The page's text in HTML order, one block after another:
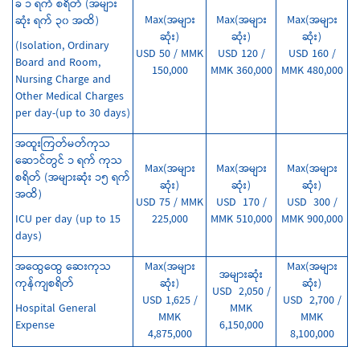
ခ ၁ ရက် စရိတ် (အများ
ဆုံး ရက် ၃၀ အထိ)
(Isolation, Ordinary
Board and Room,
Nursing Charge and
Other Medical Charges
per day-(up to 30 days)
Max(အများ
ဆုံး)
USD 50 / MMK
150,000
Max(အများ
ဆုံး)
USD 120 /
MMK 360,000
Max(အများ
ဆုံး)
USD 160 /
MMK 480,000
အထူးကြတ်မတ်ကုသ
ဆောင်တွင် ၁ ရက် ကုသ
စရိတ် (အများဆုံး ၁၅ ရက်
အထိ)
ICU per day (up to 15
days)
Max(အများ
ဆုံး)
USD 75 / MMK
225,000
Max(အများ
ဆုံး)
USD 170 /
MMK 510,000
Max(အများ
ဆုံး)
USD 300 /
MMK 900,000
အထွေထွေ ဆေးကုသ
ကုန်ကျစရိတ်
Hospital General
Expense
Max(အများ
ဆုံး)
USD 1,625 /
MMK
4,875,000
အများဆုံး
USD 2,050 /
MMK
6,150,000
Max(အများ
ဆုံး)
USD 2,700 /
MMK
8,100,000